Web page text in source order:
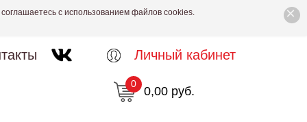
×
с использованием файлов cookies.
Личный кабинет
0,00 руб.
0